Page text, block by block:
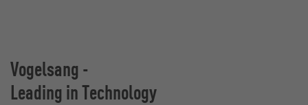
Vogelsang -
Leading in Technology